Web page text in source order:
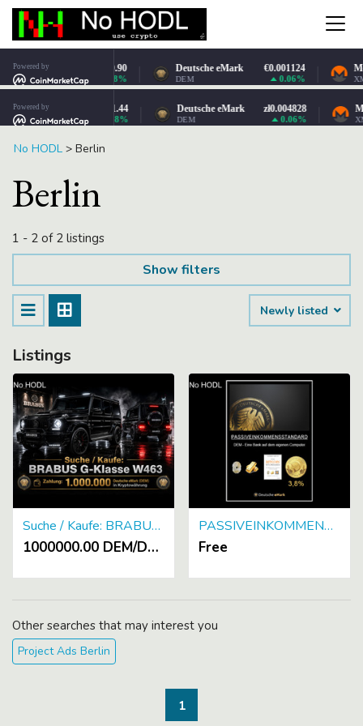
No HODL > Berlin
Berlin
1 - 2 of 2 listings
Show filters
Newly listed
Listings
Suche / Kaufe: BRABUS G-Klasse W463 Zahlung: 1.000.000 Deutsche eMark (DEM) in Kryptowährung
1000000.00 DEM/DEMt [Deutsche eMark]
PASSIVEINKOMMENSSTANDARD Deutsche eMark – Eine Bank auf dem eigenen Computer [FREE e-book]
Free
Other searches that may interest you
Project Ads Berlin
1